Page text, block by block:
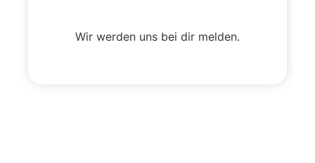
Wir werden uns bei dir melden.